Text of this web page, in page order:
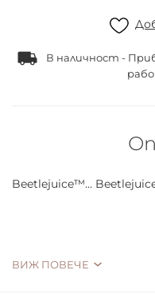
В наличност -
Beetlejuice™…
очна линия! Смесете
ВИЖ ПОВЕЧЕ